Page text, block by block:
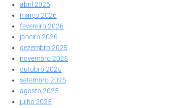
abril 2026
março 2026
fevereiro 2026
janeiro 2026
dezembro 2025
novembro 2025
outubro 2025
setembro 2025
agosto 2025
julho 2025